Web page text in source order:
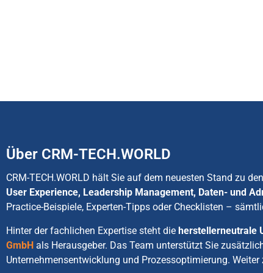
Über CRM-TECH.WORLD
CRM-TECH.WORLD hält Sie auf dem neuesten Stand zu
User Experience, Leadership Management, Daten- und
Practice-Beispiele, Experten-Tipps oder Checklisten –
Hinter der fachlichen Expertise steht die herstellerneutrale
GmbHals Herausgeber. Das Team unterstützt Sie
Unternehmensentwicklung und Prozessoptimierung. Weiter